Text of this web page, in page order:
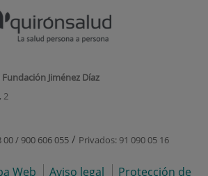
Jiménez Díaz
2
00 / 900 606 055 / Privados: 91 090 05 16
Web Aviso legal
Protección de